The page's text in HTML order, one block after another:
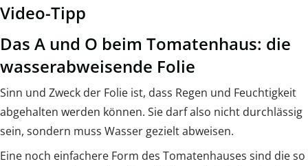
Video-Tipp
Das A und O beim Tomatenhaus: die
wasserabweisende Folie
Sinn und Zweck der Folie ist, dass Regen und Feuchtigkeit
abgehalten werden können. Sie darf also nicht durchlässig
sein, sondern muss Wasser gezielt abweisen.
Eine noch einfachere Form des Tomatenhauses sind die so